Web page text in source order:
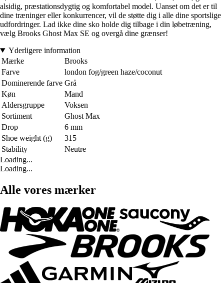
alsidig, præstationsdygtig og komfortabel model. Uanset om det er til
dine træninger eller konkurrencer, vil de støtte dig i alle dine sportslige
udfordringer. Lad ikke dine sko holde dig tilbage i din løbetræning,
vælg Brooks Ghost Max SE og overgå dine grænser!
Yderligere information
Mærke
Brooks
Farve
london fog/green haze/coconut
Dominerende farve Grå
Køn
Mand
Aldersgruppe
Voksen
Sortiment
Ghost Max
Drop
6 mm
Shoe weight (g)
315
Stability
Neutre
Loading...
Loading...
Alle vores mærker